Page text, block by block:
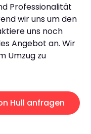
Professionalität
wir uns um den
uns noch
Angebot an. Wir
Umzug zu
Hull anfragen